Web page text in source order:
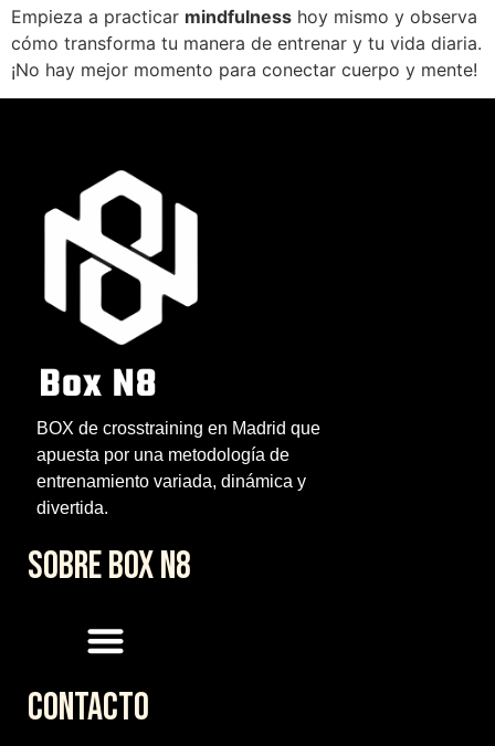
Empieza a practicar mindfulness hoy mismo y observa
cómo transforma tu manera de entrenar y tu vida diaria.
¡No hay mejor momento para conectar cuerpo y mente!
BOX de crosstraining en Madrid que
apuesta por una metodología de
entrenamiento variada, dinámica y
divertida.
SOBRE BOX N8
CONTACTO